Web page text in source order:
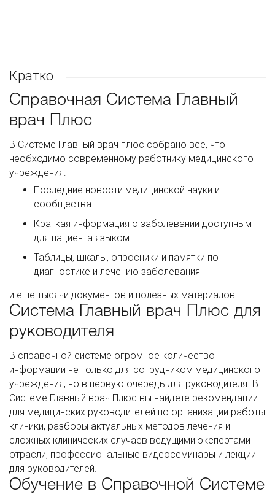
Кратко
Справочная Система Главный
врач Плюс
В Системе Главный врач плюс собрано все, что
необходимо современному работнику медицинского
учреждения:
Последние новости медицинской науки и
сообщества
Краткая информация о заболевании доступным
для пациента языком
Таблицы, шкалы, опросники и памятки по
диагностике и лечению заболевания
и еще тысячи документов и полезных материалов.
Система Главный врач Плюс для
руководителя
В справочной системе огромное количество
информации не только для сотрудником медицинского
учреждения, но в первую очередь для руководителя. В
Системе Главный врач Плюс вы найдете рекомендации
для медицинских руководителей по организации работы
клиники, разборы актуальных методов лечения и
сложных клинических случаев ведущими экспертами
отрасли, профессиональные видеосеминары и лекции
для руководителей.
Обучение в Справочной Системе